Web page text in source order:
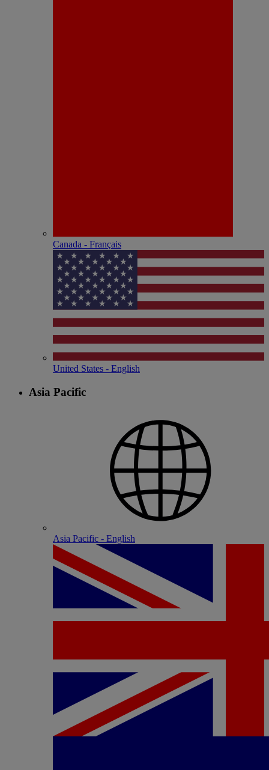
Canada - Français
United States - English
Asia Pacific
Asia Pacific - English